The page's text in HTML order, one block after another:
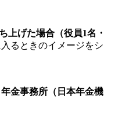
上げた場合（役員1名・
るときのイメージをシ
年金事務所（日本年金機